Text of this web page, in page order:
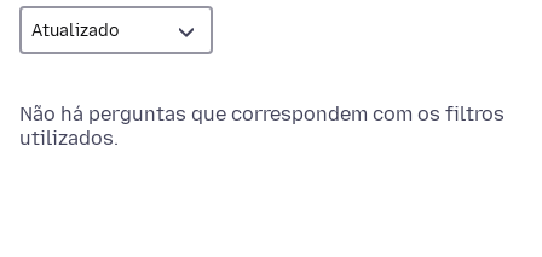
Não há perguntas que correspondem com os filtros
utilizados.